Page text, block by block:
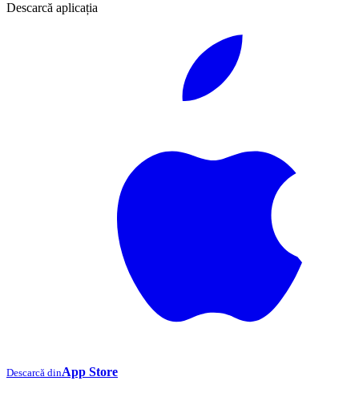
Descarcă aplicația
Descarcă dinApp Store